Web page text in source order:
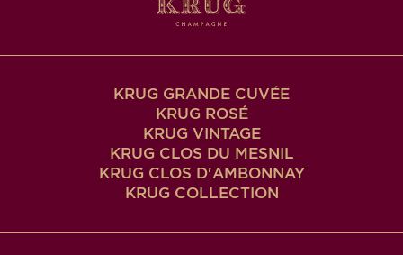
KRUG GRANDE CUVÉE
KRUG ROSÉ
KRUG VINTAGE
KRUG CLOS DU MESNIL
KRUG CLOS D'AMBONNAY
KRUG COLLECTION